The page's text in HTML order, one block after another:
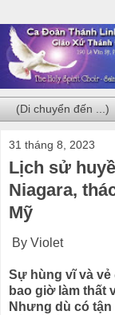
31 tháng 8, 2023
Lịch sử
Niagara,
Mỹ
By Violet
Sự hùng vĩ và vẻ
bao giờ làm thất
Nhưng dù có